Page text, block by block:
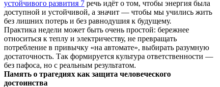
устойчивого развития 7 речь идёт о том, чтобы энергия была
доступной и устойчивой, а значит — чтобы мы учились жить
без лишних потерь и без равнодушия к будущему.
Практика недели может быть очень простой: бережнее
относиться к теплу и электричеству, не превращать
потребление в привычку «на автомате», выбирать разумную
достаточность. Так формируется культура ответственности —
без пафоса, но с реальным результатом.
Память о трагедиях как защита человеческого
достоинства